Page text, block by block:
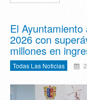
El
2026 con
millones en
Todas Las Noticias